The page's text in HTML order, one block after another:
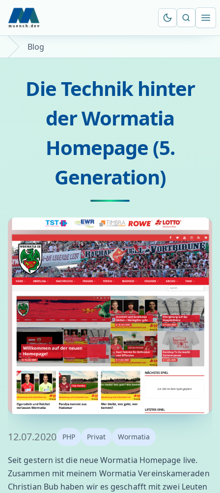
Suche
Blog
Die Technik hinter
der Wormatia
Homepage (5.
Generation)
12.07.2020 PHP Privat Wormatia
Seit gestern ist die neue Wormatia Homepage live.
Zusammen mit meinem Wormatia Vereinskameraden
Christian Bub haben wir es geschafft mit zwei Leuten